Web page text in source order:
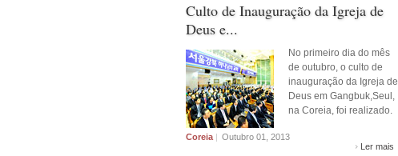
Culto de Inauguração da Igreja de
Deus e...
No primeiro dia do mês
de outubro, o culto de
inauguração da Igreja de
Deus em Gangbuk,Seul,
na Coreia, foi realizado.
Coreia | Outubro 01, 2013
Ler mais